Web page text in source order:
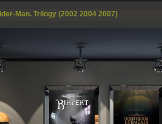
Man. Trilogy (2002 2004 2007)